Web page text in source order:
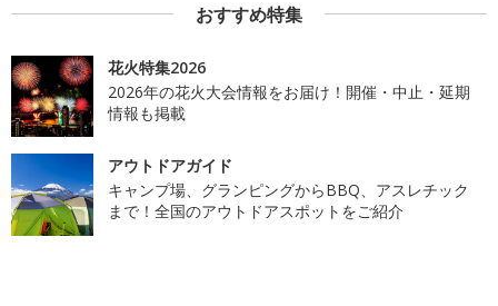
おすすめ特集
花火特集2026
2026年の花火大会情報をお届け！開催・中止・延期
情報も掲載
アウトドアガイド
キャンプ場、グランピングからBBQ、アスレチック
まで！全国のアウトドアスポットをご紹介